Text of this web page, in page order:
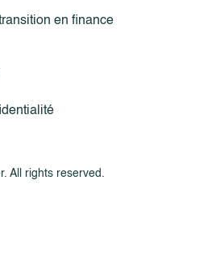
en finance
All rights reserved.